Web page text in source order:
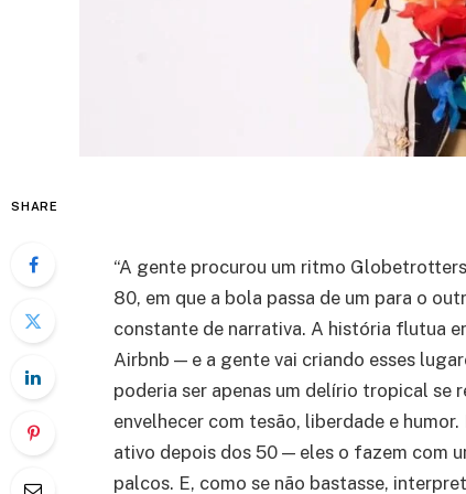
SHARE
“A gente procurou um ritmo
80, em que a bola passa de um para o
constante de narrativa. A história flutua
Airbnb — e a gente vai criando esses
poderia ser apenas um delírio tropical se
envelhecer com tesão, liberdade e
ativo depois dos 50 — eles o fazem com
palcos. E, como se não bastasse,